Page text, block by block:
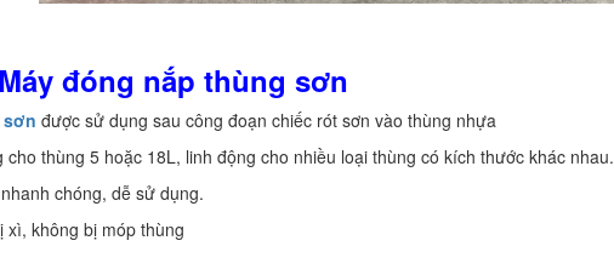
đóng nắp thùng sơn
sơn được sử dụng sau công đoạn chiếc rót sơn vào thùng nhựa
thùng 5 hoặc 18L, linh động cho nhiều loại thùng có kích thước khác nhau.
chóng, dễ sử dụng.
không bị móp thùng